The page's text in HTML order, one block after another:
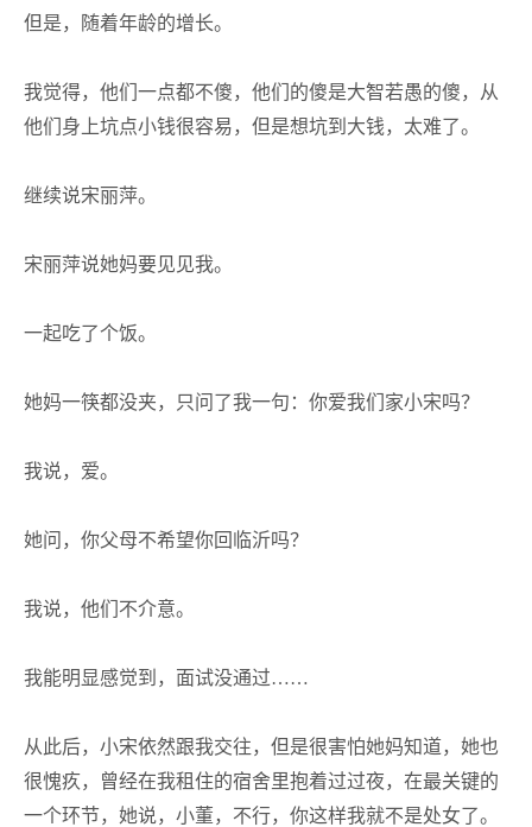
但是，随着年龄的增长。
我觉得，他们一点都不傻，他们的傻是大智若愚的傻，从
他们身上坑点小钱很容易，但是想坑到大钱，太难了。
继续说宋丽萍。
宋丽萍说她妈要见见我。
一起吃了个饭。
她妈一筷都没夹，只问了我一句：你爱我们家小宋吗？
我说，爱。
她问，你父母不希望你回临沂吗？
我说，他们不介意。
我能明显感觉到，面试没通过……
从此后，小宋依然跟我交往，但是很害怕她妈知道，她也
很愧疚，曾经在我租住的宿舍里抱着过过夜，在最关键的
一个环节，她说，小董，不行，你这样我就不是处女了。